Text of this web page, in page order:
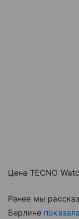
Цена TECNO
Ранее мы
Берлине показала